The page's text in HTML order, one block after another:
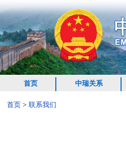
首页 中瑞关系
首页 > 联系我们